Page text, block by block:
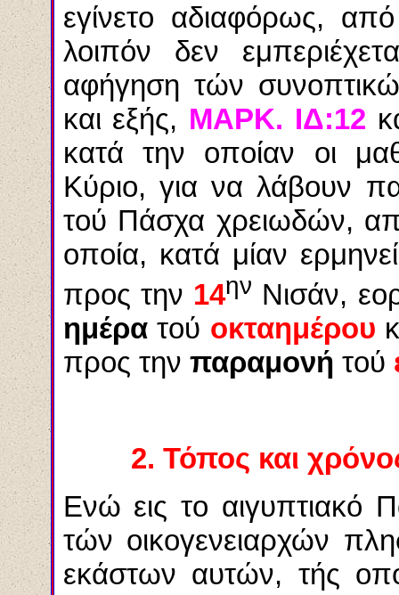
εγίνετο αδιαφόρως,
λοιπόν δεν
αφήγηση τών
και εξής, ΜΑΡΚ. ΙΔ:12
κατά την οποίαν οι
Κύριο, για να λάβουν
τού Πάσχα χρειωδών,
οποία, κατά μίαν
προς την 14ην Νισάν,
ημέρατού οκταημέρου
προς την παραμονή τού
2. Τόπος και
Ενώ εις το αιγυπτιακό
τών οικογενειαρχών
εκάστων αυτών, τής